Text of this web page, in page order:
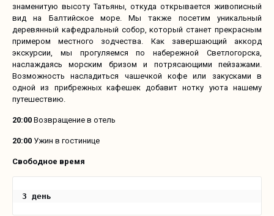
знаменитую высоту Татьяны, откуда открывается живописный
вид на Балтийское море. Мы также посетим уникальный
деревянный кафедральный собор, который станет прекрасным
примером местного зодчества. Как завершающий аккорд
экскурсии, мы прогуляемся по набережной Светлогорска,
наслаждаясь морским бризом и потрясающими пейзажами.
Возможность насладиться чашечкой кофе или закусками в
одной из прибрежных кафешек добавит нотку уюта нашему
путешествию.
20:00 Возвращение в отель
20:00 Ужин в гостинице
Свободное время
3 день